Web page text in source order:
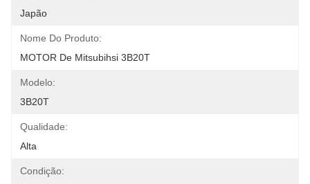
Japão
Nome Do Produto:
MOTOR De Mitsubihsi 3B20T
Modelo:
3B20T
Qualidade:
Alta
Condição: